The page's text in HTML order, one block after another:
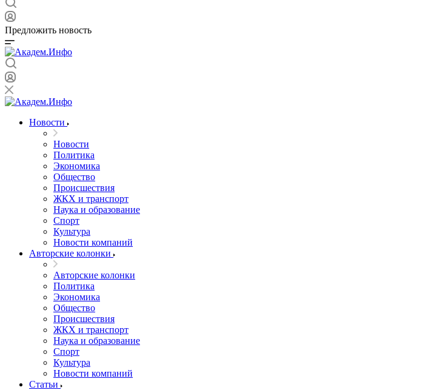
Предложить новость
Новости
Новости
Политика
Экономика
Общество
Происшествия
ЖКХ и транспорт
Наука и образование
Спорт
Культура
Новости компаний
Авторские колонки
Авторские колонки
Политика
Экономика
Общество
Происшествия
ЖКХ и транспорт
Наука и образование
Спорт
Культура
Новости компаний
Статьи